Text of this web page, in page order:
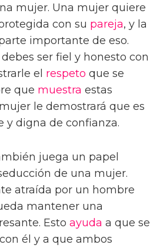
mujer. Una mujer quiere
con su pareja, y la
importante de eso.
ser fiel y honesto con
el respeto que se
que muestra estas
le demostrará que es
y digna de confianza.
juega un papel
de una mujer.
atraída por un hombre
mantener una
Esto ayuda a que se
él y a que ambos